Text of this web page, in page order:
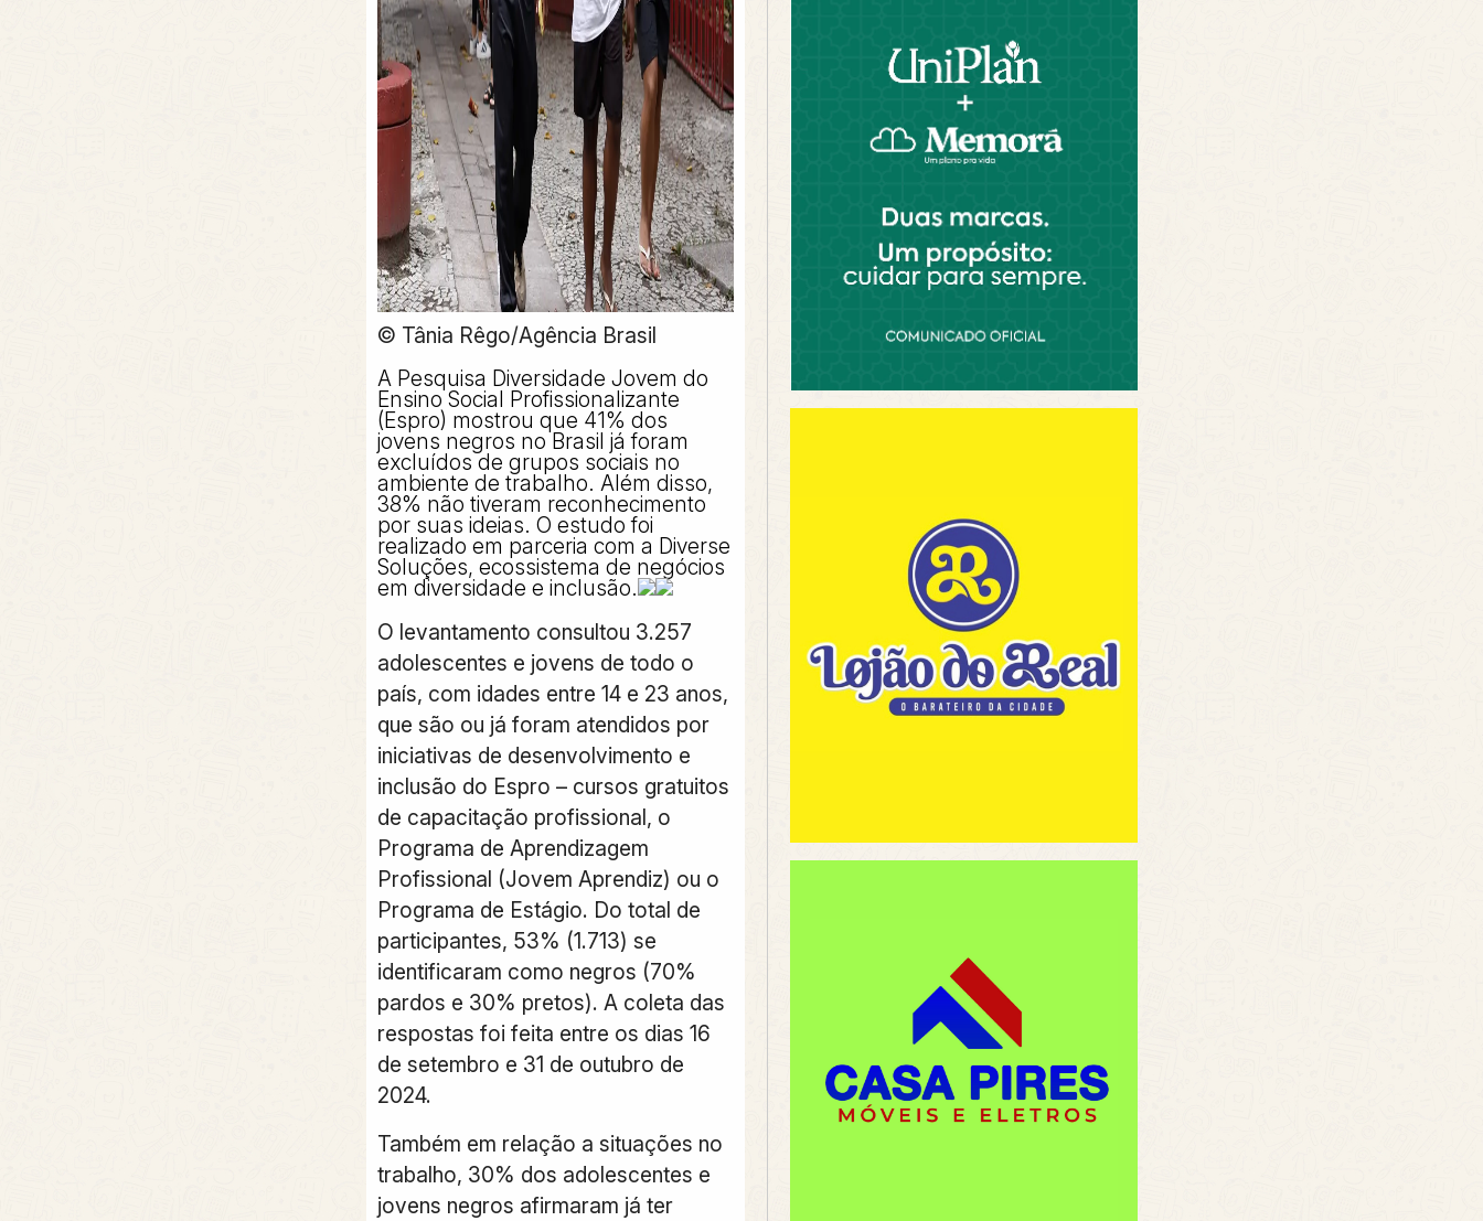
© Tânia Rêgo/Agência Brasil
A Pesquisa Diversidade Jovem do
Ensino Social Profissionalizante
(Espro) mostrou que 41% dos
jovens negros no Brasil já foram
excluídos de grupos sociais no
ambiente de trabalho. Além disso,
38% não tiveram reconhecimento
por suas ideias. O estudo foi
realizado em parceria com a Diverse
Soluções, ecossistema de negócios
em diversidade e inclusão.
O levantamento consultou 3.257
adolescentes e jovens de todo o
país, com idades entre 14 e 23 anos,
que são ou já foram atendidos por
iniciativas de desenvolvimento e
inclusão do Espro – cursos gratuitos
de capacitação profissional, o
Programa de Aprendizagem
Profissional (Jovem Aprendiz) ou o
Programa de Estágio. Do total de
participantes, 53% (1.713) se
identificaram como negros (70%
pardos e 30% pretos). A coleta das
respostas foi feita entre os dias 16
de setembro e 31 de outubro de
2024.
Também em relação a situações no
trabalho, 30% dos adolescentes e
jovens negros afirmaram já ter